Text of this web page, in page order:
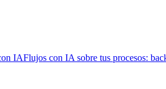
IAFlujos con IA sobre tus procesos: